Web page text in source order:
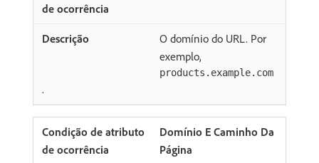
O domínio do URL. Por
exemplo,
products.example.com
.
Domínio E Caminho Da
Página